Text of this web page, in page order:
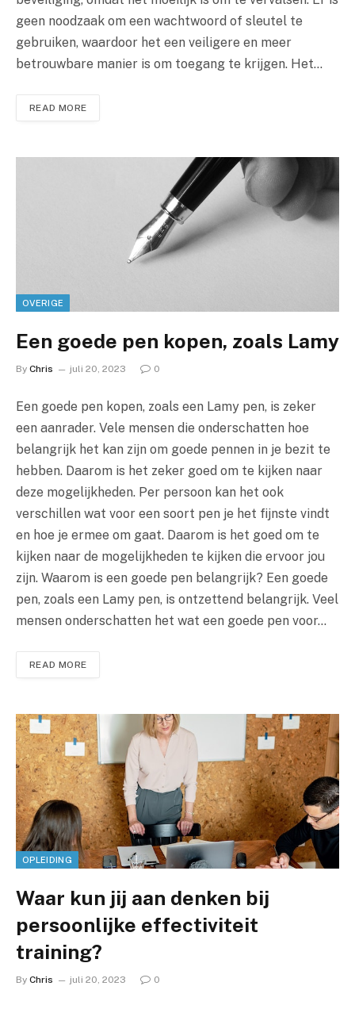
geen noodzaak om een wachtwoord of sleutel te
gebruiken, waardoor het een veiligere en meer
betrouwbare manier is om toegang te krijgen. Het…
READ MORE
OVERIGE
Een goede pen kopen, zoals Lamy
By Chris juli 20, 2023 0
Een goede pen kopen, zoals een Lamy pen, is zeker
een aanrader. Vele mensen die onderschatten hoe
belangrijk het kan zijn om goede pennen in je bezit te
hebben. Daarom is het zeker goed om te kijken naar
deze mogelijkheden. Per persoon kan het ook
verschillen wat voor een soort pen je het fijnste vindt
en hoe je ermee om gaat. Daarom is het goed om te
kijken naar de mogelijkheden te kijken die ervoor jou
zijn. Waarom is een goede pen belangrijk? Een goede
pen, zoals een Lamy pen, is ontzettend belangrijk. Veel
mensen onderschatten het wat een goede pen voor…
READ MORE
OPLEIDING
Waar kun jij aan denken bij
persoonlijke effectiviteit
training?
By Chris juli 20, 2023 0